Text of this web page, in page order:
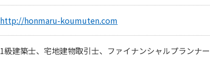
http://honmaru-koumuten.com
1級建築士、宅地建物取引士、ファイナンシャルプランナー